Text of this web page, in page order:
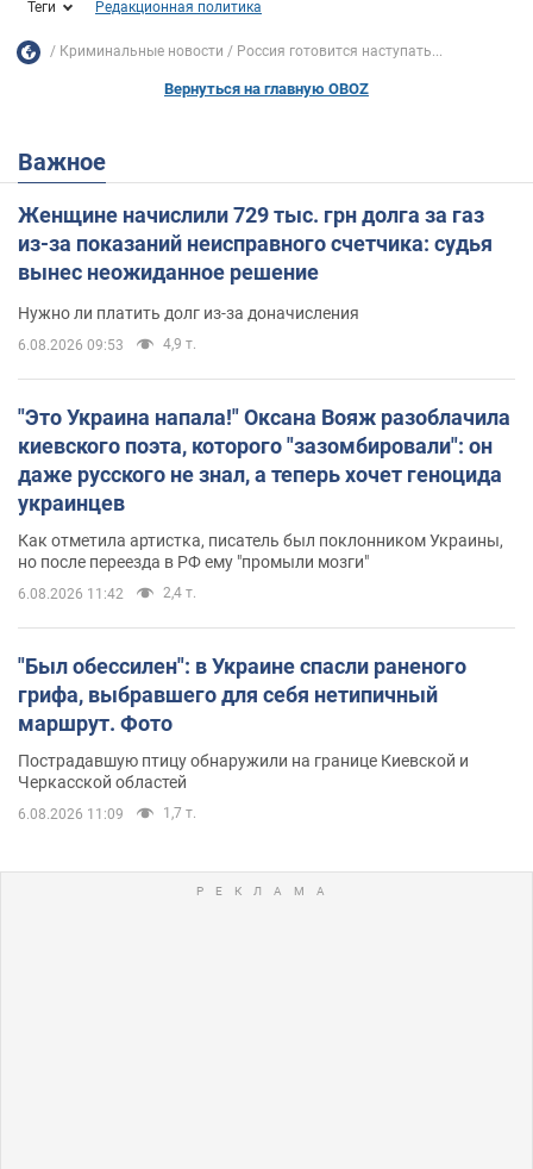
Теги Редакционная политика
Криминальные новости Россия готовится наступать...
Вернуться на главную OBOZ
Важное
Женщине начислили 729 тыс. грн долга за газ
из-за показаний неисправного счетчика: судья
вынес неожиданное решение
Нужно ли платить долг из-за доначисления
6.08.2026 09:53 4,9 т.
"Это Украина напала!" Оксана Вояж разоблачила
киевского поэта, которого "зазомбировали": он
даже русского не знал, а теперь хочет геноцида
украинцев
Как отметила артистка, писатель был поклонником Украины,
но после переезда в РФ ему "промыли мозги"
6.08.2026 11:42 2,4 т.
"Был обессилен": в Украине спасли раненого
грифа, выбравшего для себя нетипичный
маршрут. Фото
Пострадавшую птицу обнаружили на границе Киевской и
Черкасской областей
6.08.2026 11:09 1,7 т.